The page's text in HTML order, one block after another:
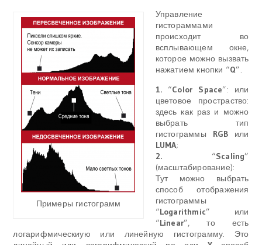
Примеры гистограмм
Управление
гистораммами
происходит во
всплывающем окне,
которое можно вызвать
нажатием кнопки “Q”.
1.“Color Space”: или
цветовое простраство:
здесь как раз и можно
выбрать тип
гистограммы RGB или
LUMA;
2.“Scaling”
(масштабирование):
Тут можно выбрать
способ отображения
гистограммы
“Logarithmic” или
“Linear”, то есть
логарифмическиую или линейную гистограмму. Это